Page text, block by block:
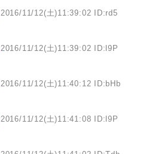
2016/11/12(土)11:39:02 ID:rd5
2016/11/12(土)11:39:02 ID:l9P
2016/11/12(土)11:40:12 ID:bHb
2016/11/12(土)11:41:08 ID:l9P